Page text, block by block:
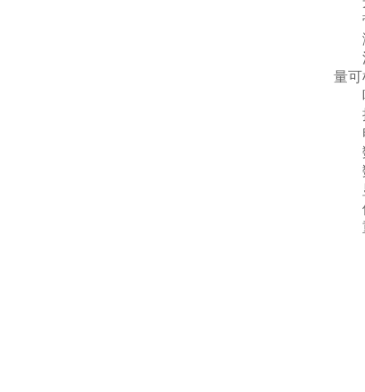
带
测
流
量可
叶
操
电
数
数
显
体
重